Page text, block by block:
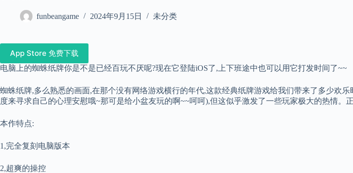
funbeangame 2024年9月15日 未分类
App Store 免费下载
电脑上的蜘蛛纸牌你是不是已经百玩不厌呢?现在它登陆iOS了,上下班途中也可以用它打发时间了~~
蜘蛛纸牌,多么熟悉的画面,在那个没有网络游戏横行的年代,这款经典纸牌游戏给我们带来了多少欢
度来寻求自己的心理安慰哦~那可是给小盆友玩的啊~~呵呵),但这似乎激发了一些玩家极大的热情。
本作特点:
1,完全复刻电脑版本
2,超爽的操控